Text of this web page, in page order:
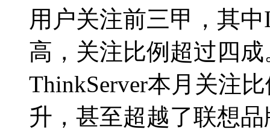
用户关注前三甲，其
高，关注比例超过四
ThinkServer本月关注
升，甚至超越了联想